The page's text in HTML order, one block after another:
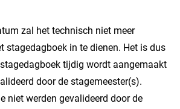
zal het technisch niet meer
stagedagboek in te dienen. Het is dus
tijdig wordt aangemaakt
door de stagemeester(s).
niet werden gevalideerd door de